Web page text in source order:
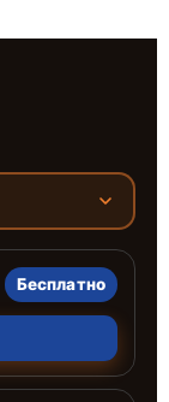
Бесплатно